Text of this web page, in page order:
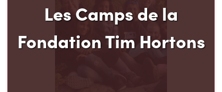
Les Camps de la
Fondation Tim Hortons